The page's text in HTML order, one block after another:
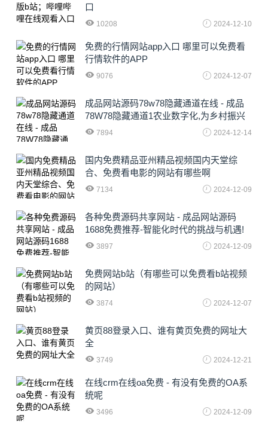
口
10208 2024-12-10
免费的行情网站app入口 哪里可以免费看
行情软件的APP
9076 2024-12-07
成品网站源码78w78隐藏通道在线 - 成品
78W78隐藏通道1农业数字化,为乡村振兴
注入新动力
7894 2024-12-14
国内免费精品亚州精品视频国内天堂综
合、免费看电影的网站有哪些啊
7134 2024-12-09
各种免费源码共享网站 - 成品网站源码
1688免费推荐-智能化时代的挑战与机遇!
3897 2024-12-09
免费网站b站（有哪些可以免费看b站视频
的网站）
3874 2024-12-07
黄页88登录入口、谁有黄页免费的网址大
全
3749 2024-12-21
在线crm在线oa免费 - 有没有免费的OA系
统呢
3496 2024-12-09